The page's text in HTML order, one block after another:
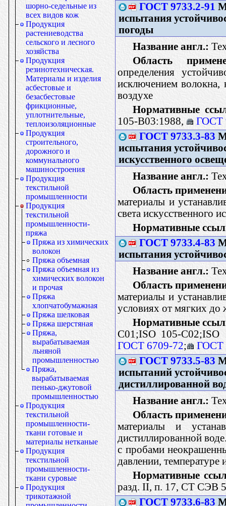
шорно-седельные из
всех видов кож
Продукция
растениеводства
сельского и лесного
хозяйства
Продукция
резинотехническая.
Материалы и изделия
асбестовые и
безасбестовые
фрикционные,
уплотнительные,
теплоизоляционные
Продукция
строительного,
дорожного и
коммунального
машиностроения
Продукция
текстильной
промышленности
Продукция
текстильной
промышленности-
пряжа
Пряжа из химических
волокон
Пряжа объемная
Пряжа объемная из
химических волокон
и прочая
Пряжа
хлопчатобумажная
Пряжа шелковая
Пряжа шерстяная
Пряжа,
вырабатываемая
льняной
промышленностью
Пряжа,
вырабатываемая
пенько-джутовой
промышленностью
Продукция
текстильной
промышленности-
ткани готовые и
материалы нетканые
Продукция
текстильной
промышленности-
ткани суровые
Продукция
трикотажной
ГОСТ 9733.2-91
испытания
погоды
Название англ.:
Область
определения
исключением волокна,
воздухе
Нормативные
105-B03:1988,
ГОСТ
ГОСТ 9733.3-83
испытания
искусственного
Название англ.:
Область
материалы и
света искусственного
Нормативные
ГОСТ 9733.4-83
испытания
Название англ.:
Область
материалы и
условиях от мягких до
Нормативные
C01;ISO 105-C02;ISO
ГОСТ 6709-72;
ГОСТ
ГОСТ 9733.5-83
испытаний
дистиллированной
Название англ.:
Область
материалы и
дистиллированной
с пробами
давлении, температуре
Нормативные
разд. II, п. 17, СТ СЭВ
ГОСТ 9733.6-83